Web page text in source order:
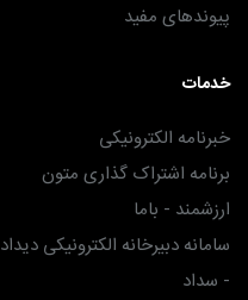
پیوندهای مفید
خدمات
خبرنامه الکترونیکی
برنامه اشتراک گذاری متون
ارزشمند - باما
سامانه دبیرخانه الکترونیکی دیداد
- سداد